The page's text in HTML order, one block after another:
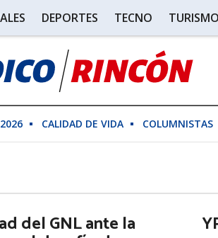
DEPORTES TECNO TURISMO
CALIDAD DE VIDA COLUMNISTAS
del GNL ante la